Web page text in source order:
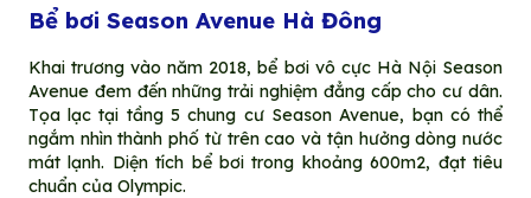
Bể bơi Season Avenue Hà Đông
Khai trương vào năm 2018, bể bơi vô cực Hà Nội Season
Avenue đem đến những trải nghiệm đẳng cấp cho cư dân.
Tọa lạc tại tầng 5 chung cư Season Avenue, bạn có thể
ngắm nhìn thành phố từ trên cao và tận hưởng dòng nước
mát lạnh. Diện tích bể bơi trong khoảng 600m2, đạt tiêu
chuẩn của Olympic.